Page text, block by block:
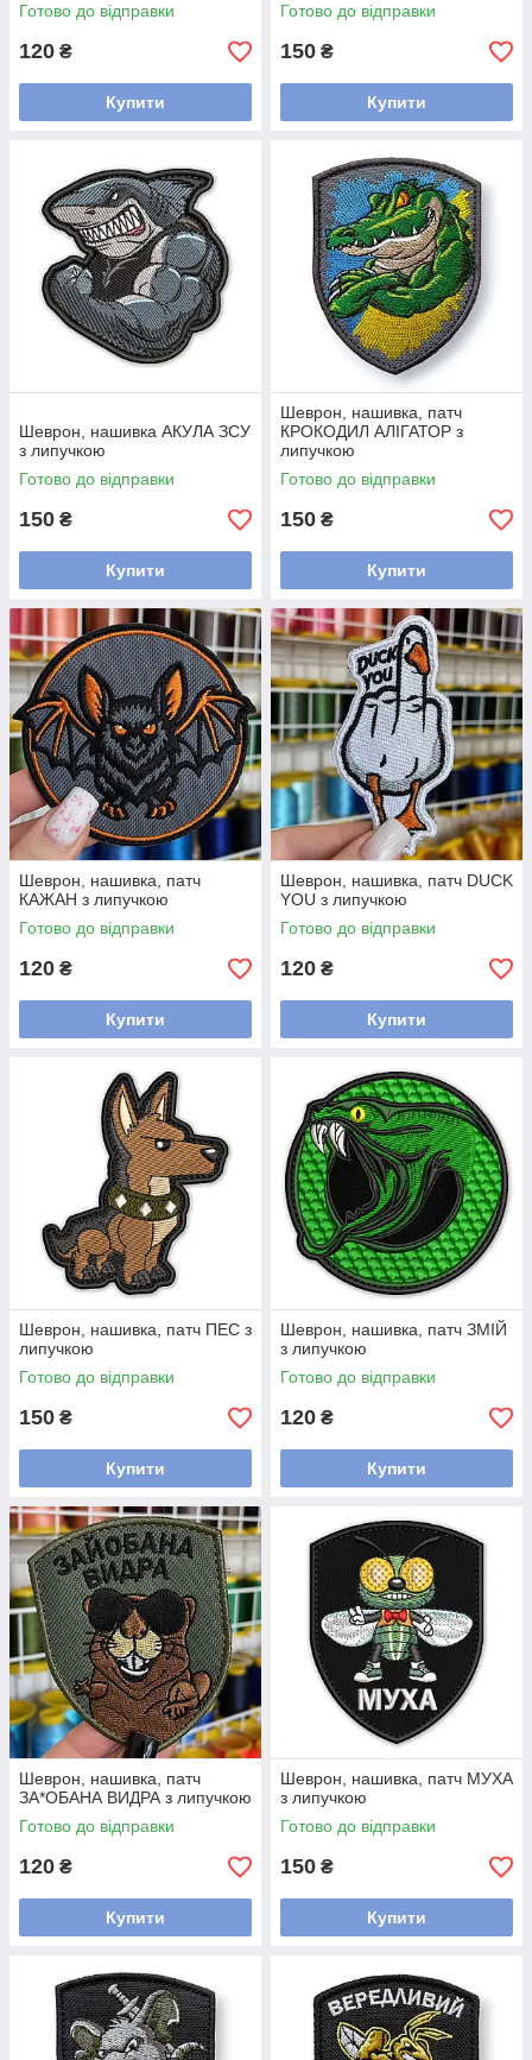
Готово до відправки
120 ₴
Купити
Готово до відправки
150 ₴
Купити
Шеврон, нашивка АКУЛА ЗСУ
з липучкою
Готово до відправки
150 ₴
Купити
Шеврон, нашивка, патч
КРОКОДИЛ АЛІГАТОР з
липучкою
Готово до відправки
150 ₴
Купити
Шеврон, нашивка, патч
КАЖАН з липучкою
Готово до відправки
120 ₴
Купити
Шеврон, нашивка, патч DUCK
YOU з липучкою
Готово до відправки
120 ₴
Купити
Шеврон, нашивка, патч ПЕС з
липучкою
Готово до відправки
150 ₴
Купити
Шеврон, нашивка, патч ЗМІЙ
з липучкою
Готово до відправки
120 ₴
Купити
Шеврон, нашивка, патч
ЗА*ОБАНА ВИДРА з липучкою
Готово до відправки
120 ₴
Купити
Шеврон, нашивка, патч МУХА
з липучкою
Готово до відправки
150 ₴
Купити